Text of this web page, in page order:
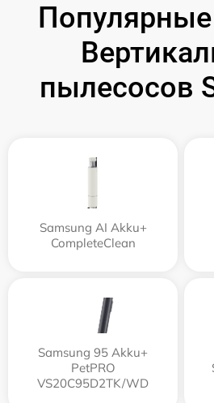
пылесосов
Samsung AI Akku+
CompleteClean
Samsung 95 Akku+
PetPRO
VS20C95D2TK/WD